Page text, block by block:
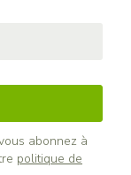
abonnez à
politique de